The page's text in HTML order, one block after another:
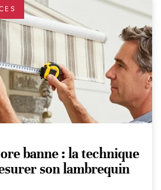
banne : la technique
son lambrequin